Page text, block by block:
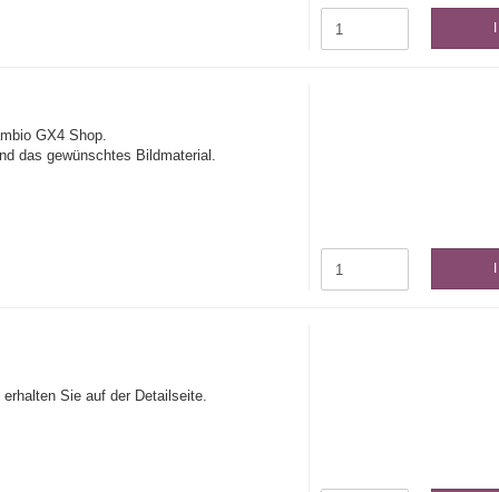
GX4 Shop.
das gewünschtes Bildmaterial.
Sie auf der Detailseite.